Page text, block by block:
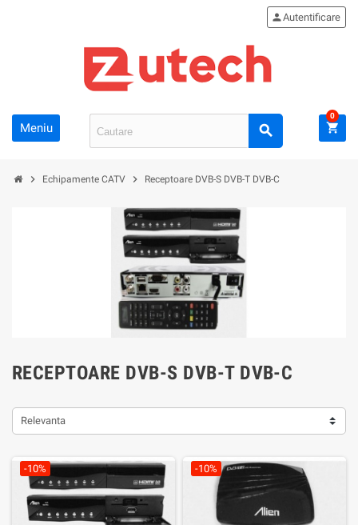
Meniu search
personAutentificare
shopping_cart
0
chevron_right Echipamente CATV chevron_right Receptoare DVB-S DVB-T DVB-C
RECEPTOARE DVB-S DVB-T DVB-C
Relevanta
-10% -10%